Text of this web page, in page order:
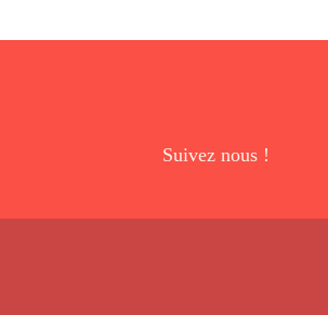
Suivez nous !